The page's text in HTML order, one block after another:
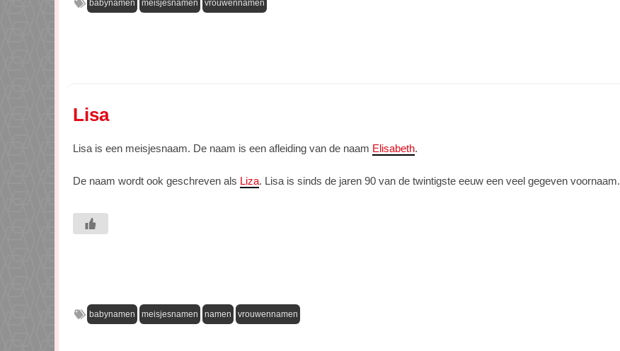
babynamen meisjesnamen vrouwennamen
Lisa
Lisa is een meisjesnaam. De naam is een afleiding van de naam Elisabeth.
De naam wordt ook geschreven als Liza. Lisa is sinds de jaren 90 van de twintigste eeuw een veel gegeven voornaam.
babynamen meisjesnamen namen vrouwennamen